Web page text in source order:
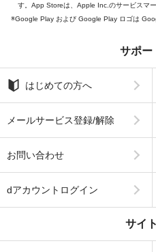
す。App Storeは、Apple Inc.のサービスマー
Google Play および Google Play ロゴは
サポー
はじめての方へ
メールサービス登録/解除
お問い合わせ
dアカウントログイン
サイ